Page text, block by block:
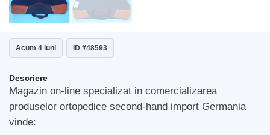
Acum 4 luni ID #48593
Descriere
Magazin on-line specializat in comercializarea
produselor ortopedice second-hand import Germania
vinde: